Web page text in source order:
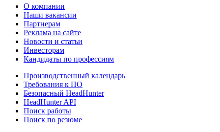
О компании
Наши вакансии
Партнерам
Реклама на сайте
Новости и статьи
Инвесторам
Кандидаты по профессиям
Производственный календарь
Требования к ПО
Безопасный HeadHunter
HeadHunter API
Поиск работы
Поиск по резюме